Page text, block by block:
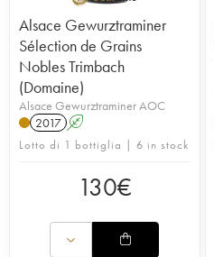
Alsace Gewurztraminer
Sélection de Grains
Nobles Trimbach
(Domaine)
Alsace Gewurztraminer AOC
2017 A
Lotto di 1 bottiglia | 6 in stock
130€